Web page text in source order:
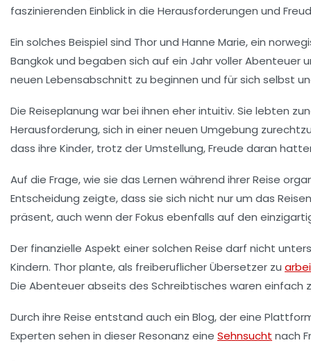
faszinierenden Einblick in die Herausforderungen und
Ein solches Beispiel sind Thor und Hanne Marie, ein
Bangkok und begaben sich auf ein Jahr voller Abenteuer
neuen Lebensabschnitt zu beginnen und für sich selbst
Die Reiseplanung war bei ihnen eher intuitiv. Sie lebten
Herausforderung, sich in einer neuen Umgebung
dass ihre Kinder, trotz der Umstellung,Freude daran
Auf die Frage, wie sie das Lernen während ihrer Reise
Entscheidung zeigte, dass sie sich nicht nur um das
präsent, auch wenn der Fokus ebenfalls auf den
Der finanzielle Aspekt einer solchen Reise darf nicht
Kindern. Thor plante, als freiberuflicher Übersetzer zu
Die Abenteuer abseits des Schreibtisches waren einfach
Durch ihre Reise entstand auch ein Blog, der eine
Experten sehen in dieser Resonanz eine Sehnsucht nach